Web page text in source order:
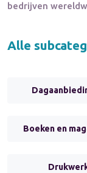
bedrijven
Alle
Boeken en